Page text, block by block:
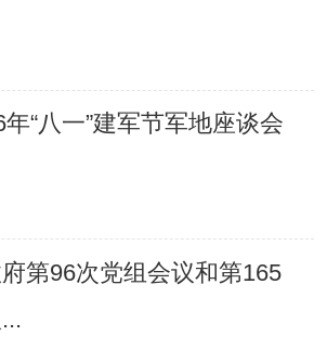
“八一”建军节军地座谈会
第96次党组会议和第165